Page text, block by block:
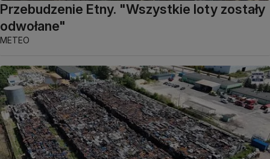
Przebudzenie Etny. "Wszystkie loty zostały
odwołane"
METEO